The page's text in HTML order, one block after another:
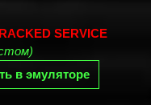
SERVICE
в эмуляторе